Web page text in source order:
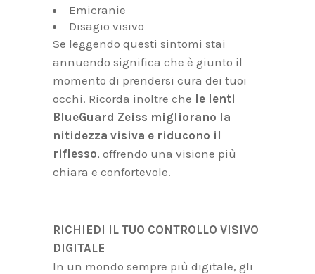
Emicranie
Disagio visivo
Se leggendo questi sintomi stai
annuendo significa che è giunto il
momento di prendersi cura dei tuoi
occhi. Ricorda inoltre che le lenti
BlueGuard Zeiss migliorano la
nitidezza visiva e riducono il
riflesso, offrendo una visione più
chiara e confortevole.
RICHIEDI IL TUO CONTROLLO VISIVO
DIGITALE
In un mondo sempre più digitale, gli